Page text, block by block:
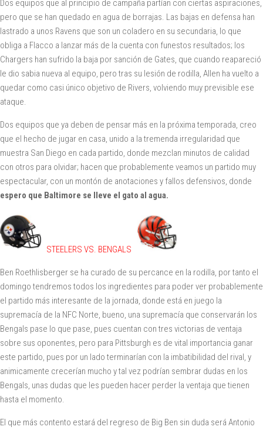
Dos equipos que al principio de campaña partían con ciertas aspiraciones,
pero que se han quedado en agua de borrajas. Las bajas en defensa han
lastrado a unos Ravens que son un coladero en su secundaria, lo que
obliga a Flacco a lanzar más de la cuenta con funestos resultados; los
Chargers han sufrido la baja por sanción de Gates, que cuando reapareció
le dio sabia nueva al equipo, pero tras su lesión de rodilla, Allen ha vuelto a
quedar como casi único objetivo de Rivers, volviendo muy previsible ese
ataque.
Dos equipos que ya deben de pensar más en la próxima temporada, creo
que el hecho de jugar en casa, unido a la tremenda irregularidad que
muestra San Diego en cada partido, donde mezclan minutos de calidad
con otros para olvidar; hacen que probablemente veamos un partido muy
espectacular, con un montón de anotaciones y fallos defensivos, donde
espero que Baltimore se lleve el gato al agua.
STEELERS VS. BENGALS
Ben Roethlisberger se ha curado de su percance en la rodilla, por tanto el
domingo tendremos todos los ingredientes para poder ver probablemente
el partido más interesante de la jornada, donde está en juego la
supremacía de la NFC Norte, bueno, una supremacía que conservarán los
Bengals pase lo que pase, pues cuentan con tres victorias de ventaja
sobre sus oponentes, pero para Pittsburgh es de vital importancia ganar
este partido, pues por un lado terminarían con la imbatibilidad del rival, y
animicamente crecerían mucho y tal vez podrían sembrar dudas en los
Bengals, unas dudas que les pueden hacer perder la ventaja que tienen
hasta el momento.
El que más contento estará del regreso de Big Ben sin duda será Antonio